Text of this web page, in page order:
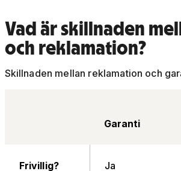
Vad är skillnaden
och reklamation?
Skillnaden mellan reklamation och
Garanti
Frivillig? Ja